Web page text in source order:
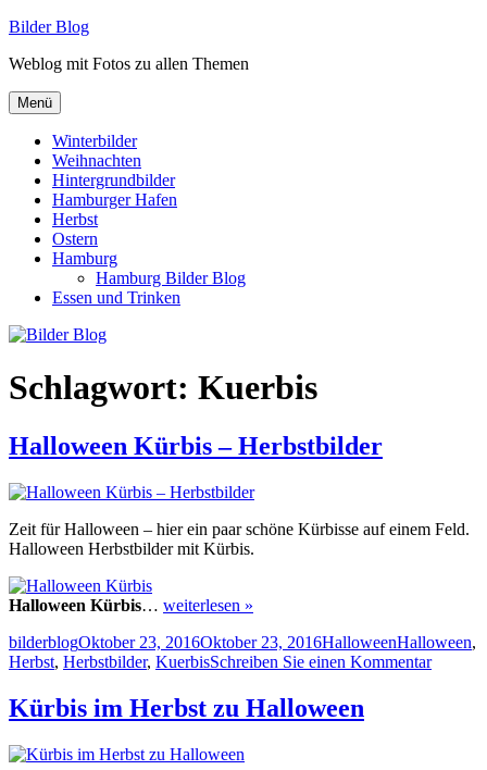
Zum
springen
Bilder Blog
Weblog mit Fotos zu allen Themen
Menü
Winterbilder
Weihnachten
Hintergrundbilder
Hamburger Hafen
Herbst
Ostern
Hamburg
Hamburg Bilder Blog
Essen und Trinken
Schlagwort: Kuerbis
Halloween Kürbis – Herbstbilder
Zeit für Halloween – hier ein paar schöne Kürbisse auf einem Feld.
Halloween Herbstbilder mit Kürbis.
Halloween Kürbis… weiterlesen »
Autor
bilderblogVeröffentlicht
am
Oktober 23, 2016Oktober 23, 2016Kategorien
HalloweenSchlagwörter
Halloween,
Herbst, Herbstbilder, KuerbisSchreiben Sie einen Kommentarzu
Kürbis im Herbst zu Halloween